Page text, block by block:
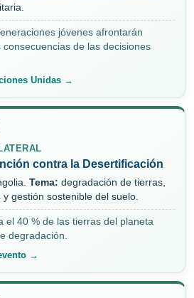
jóvenes afrontarán
de las decisiones
Unidas →
contra la Desertificación
Tema: degradación de tierras,
gestión sostenible del suelo.
el 40 % de las tierras del planeta
degradación.
→